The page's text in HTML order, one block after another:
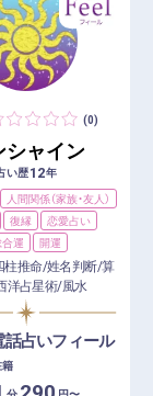
(0)
シャイン
い歴12年
人間関係（家族・友人）
復縁
恋愛占い
運
開運
柱推命/姓名判断/算
洋占星術/風水
話占いフィール